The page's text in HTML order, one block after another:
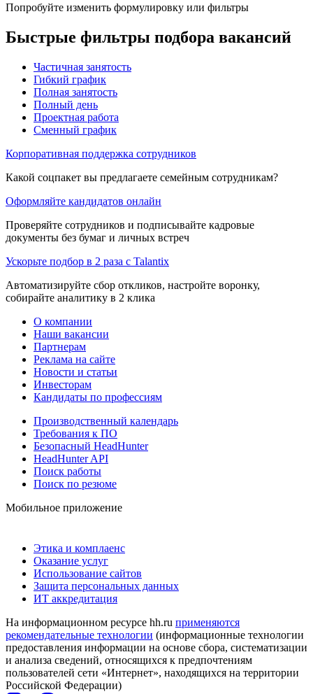
Попробуйте изменить формулировку или фильтры
Быстрые фильтры подбора вакансий
Частичная занятость
Гибкий график
Полная занятость
Полный день
Проектная работа
Сменный график
Корпоративная поддержка сотрудников
Какой соцпакет вы предлагаете семейным сотрудникам?
Оформляйте кандидатов онлайн
Проверяйте сотрудников и подписывайте кадровые
документы без бумаг и личных встреч
Ускорьте подбор в 2 раза с Talantix
Автоматизируйте сбор откликов, настройте воронку,
собирайте аналитику в 2 клика
О компании
Наши вакансии
Партнерам
Реклама на сайте
Новости и статьи
Инвесторам
Кандидаты по профессиям
Производственный календарь
Требования к ПО
Безопасный HeadHunter
HeadHunter API
Поиск работы
Поиск по резюме
Мобильное приложение
Этика и комплаенс
Оказание услуг
Использование сайтов
Защита персональных данных
ИТ аккредитация
На информационном ресурсе hh.ru применяются
рекомендательные технологии (информационные технологии
предоставления информации на основе сбора, систематизации
и анализа сведений, относящихся к предпочтениям
пользователей сети «Интернет», находящихся на территории
Российской Федерации)